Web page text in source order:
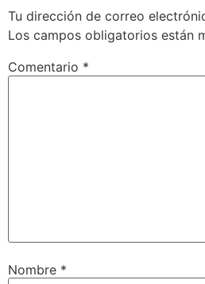
Tu dirección de correo
Los campos obligatorios están
Comentario *
Nombre *